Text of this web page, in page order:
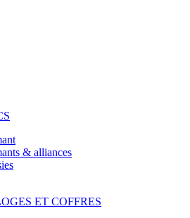
& alliances
ET COFFRES